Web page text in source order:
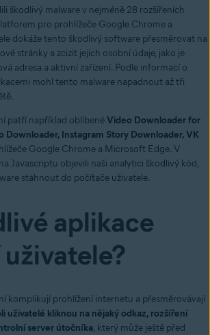
škodlivý malware v nejméně 28 rozšířeních
pro prohlížeče Google Chrome a
dokáže tento škodlivý software přesměrovat na
stránky a zcizit jejich osobní údaje, jako je
adresa a aktivní zařízení. Podle informací o
mohl tento malware napadnout až tři
patří například oblíbenéVideo Downloader for
Downloader, Instagram Story Downloader, VK
Google Chrome a Microsoft Edge. V
Javascriptu objevili naši analytici škodlivý kód,
stáhnout do počítače uživatele.
aplikace
komplikují prohlížení internetu a přesměrovávají
uživatelé kliknou na nějaký odkaz, rozšíření
server útočníka, který může ještě před